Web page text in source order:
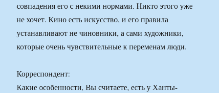
совпадения его с некими нормами. Никто этого уже
не хочет. Кино есть искусство, и его правила
устанавливают не чиновники, а сами художники,
которые очень чувствительные к переменам люди.
Корреспондент:
Какие особенности, Вы считаете, есть у Ханты-